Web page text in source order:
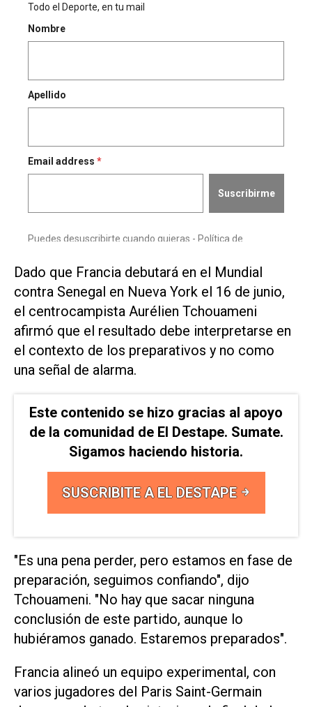
Dado que Francia debutará en el Mundial
contra Senegal en Nueva York el ⁠16 de junio,
el centrocampista Aurélien ​Tchouameni
afirmó que el resultado debe ‌interpretarse en
el contexto ‌de los preparativos y no como
una señal ⁠de alarma.
Este contenido se hizo gracias al apoyo
de la comunidad de El Destape. Sumate.
Sigamos haciendo historia.
SUSCRIBITE A EL DESTAPE
"Es una pena perder, pero estamos en fase de
preparación, seguimos confiando", dijo
Tchouameni. "No hay que sacar ninguna
conclusión de este ​partido, ‌aunque lo
hubiéramos ganado. Estaremos preparados".
Francia alineó un equipo experimental, con
varios jugadores del Paris Saint-Germain